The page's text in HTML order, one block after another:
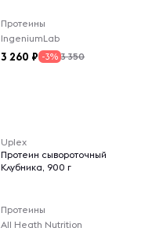
Протеины
IngeniumLab
3 260 -3% 3 350
Uplex
Протеин сывороточный
Клубника, 900 г
Протеины
All Heath Nutrition